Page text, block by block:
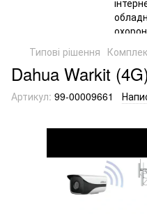
Типові рішення
Dahua Warkit
Артикул: 99-00009661